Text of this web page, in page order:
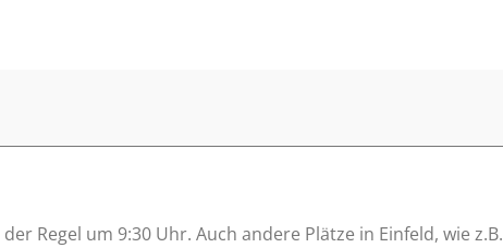
Regel um 9:30 Uhr. Auch andere Plätze in Einfeld, wie